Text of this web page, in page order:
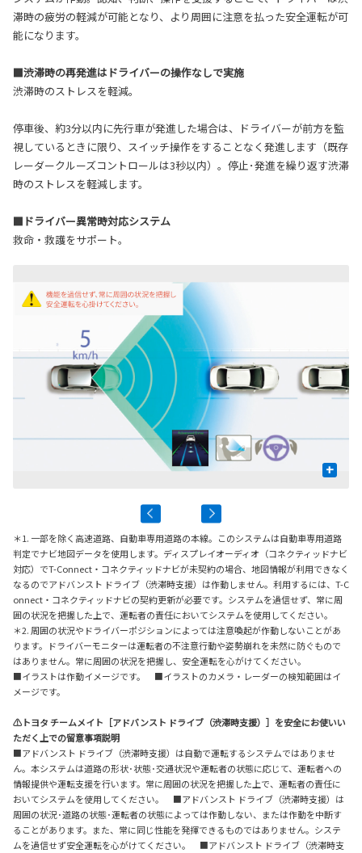
滞時の疲労の軽減が可能となり、より周囲に注意を払った安全運転が可
能になります。
■渋滞時の再発進はドライバーの操作なしで実施
渋滞時のストレスを軽減。
停車後、約3分以内に先行車が発進した場合は、ドライバーが前方を監
視しているときに限り、スイッチ操作をすることなく発進します（既存
レーダークルーズコントロールは3秒以内）。停止･発進を繰り返す渋滞
時のストレスを軽減します。
■ドライバー異常時対応システム
救命・救護をサポート。
+
＊1. 一部を除く高速道路、自動車専用道路の本線。このシステムは自動車専用道路
判定でナビ地図データを使用します。ディスプレイオーディオ（コネクティッドナビ
対応）でT-Connect・コネクティッドナビが未契約の場合、地図情報が利用できなく
なるのでアドバンスト ドライブ（渋滞時支援）は作動しません。利用するには、T-C
onnect・コネクティッドナビの契約更新が必要です。システムを過信せず、常に周
囲の状況を把握した上で、運転者の責任においてシステムを使用してください。
＊2. 周囲の状況やドライバーポジションによっては注意喚起が作動しないことがあ
ります。ドライバーモニターは運転者の不注意行動や姿勢崩れを未然に防ぐもので
はありません。常に周囲の状況を把握し、安全運転を心がけてください。
■イラストは作動イメージです。 ■イラストのカメラ・レーダーの検知範囲はイ
メージです。
⚠トヨタ チームメイト［アドバンスト ドライブ（渋滞時支援）］を安全にお使いい
ただく上での留意事項説明
■アドバンスト ドライブ（渋滞時支援）は自動で運転するシステムではありませ
ん。本システムは道路の形状･状態･交通状況や運転者の状態に応じて、運転者への
情報提供や運転支援を行います。常に周囲の状況を把握した上で、運転者の責任に
おいてシステムを使用してください。 ■アドバンスト ドライブ（渋滞時支援）は
周囲の状況･道路の状態･運転者の状態によっては作動しない、または作動を中断す
ることがあります。また、常に同じ性能を発揮できるものではありません。システ
ムを過信せず安全運転を心がけてください。 ■アドバンスト ドライブ（渋滞時支